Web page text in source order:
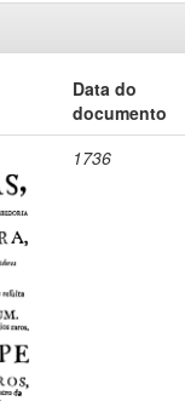
Data do
documento
1736